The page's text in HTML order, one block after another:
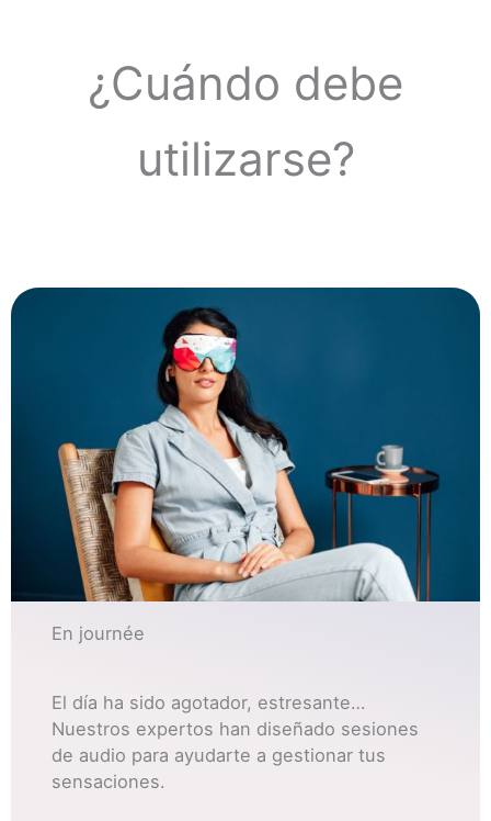
¿Cuándo debe
utilizarse?
En journée
El día ha sido agotador, estresante…
Nuestros expertos han diseñado sesiones
de audio para ayudarte a gestionar tus
sensaciones.